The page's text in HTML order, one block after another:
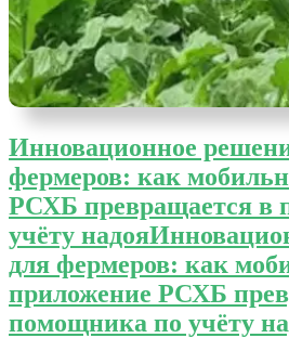
Инновационное
фермеров: как
РСХБ превращается в
учёту надоя
для фермеров: как
приложение РСХБ
помощника по учёту